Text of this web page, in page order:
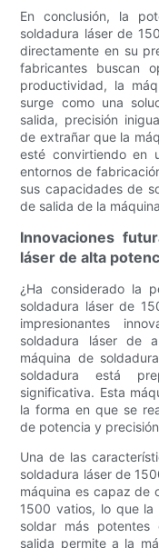
En conclusión, la
soldadura láser de
directamente en su
fabricantes buscan
productividad, la
surge como una
salida, precisión
de extrañar que la
esté convirtiendo en
entornos de
sus capacidades de
de salida de la
Innovaciones
láser de alta
¿Ha considerado la
soldadura láser de
impresionantes
soldadura láser de
máquina de
soldadura está
significativa. Esta
la forma en que se
de potencia y
Una de las
soldadura láser de
máquina es capaz de
1500 vatios, lo que la
soldar más
salida permite a la